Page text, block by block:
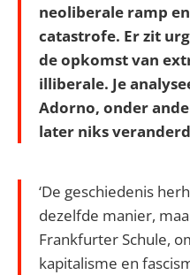
neoliberale ramp
catastrofe. Er zit
de opkomst van
illiberale. Je
Adorno, onder
later niks
‘De geschiedenis
dezelfde manier,
Frankfurter Schule,
kapitalisme en